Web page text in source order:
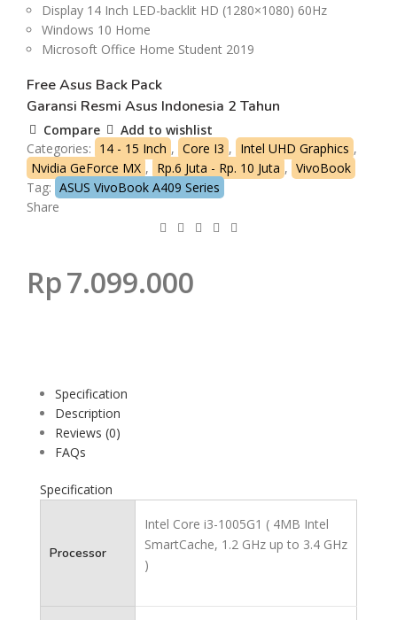
Display 14 Inch LED-backlit HD (1280×1080) 60Hz
Windows 10 Home
Microsoft Office Home Student 2019
Free Asus Back Pack
Garansi Resmi Asus Indonesia 2 Tahun
Compare
Add to wishlist
Categories: 14 - 15 Inch , Core I3 , Intel UHD Graphics ,
Nvidia GeForce MX , Rp.6 Juta - Rp. 10 Juta , VivoBook
Tag: ASUS VivoBook A409 Series
Share
Rp7.099.000
Specification
Description
Reviews (0)
FAQs
Specification
Processor
Intel Core i3-1005G1 ( 4MB Intel
SmartCache, 1.2 GHz up to 3.4 GHz
)